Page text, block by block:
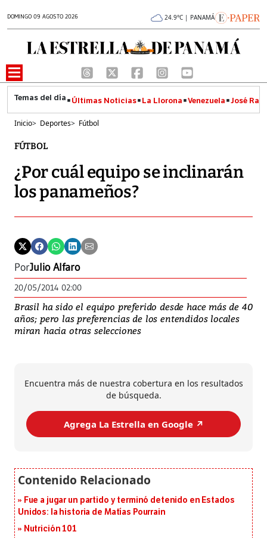
DOMINGO 09 AGOSTO 2026 24.9°C | PANAMÁ
Últimas Noticias La Llorona Venezuela José
Inicio> Deportes> Fútbol
FÚTBOL
¿Por cuál equipo se inclinarán
los panameños?
PorJulio Alfaro
20/05/2014 02:00
Brasil ha sido el equipo preferido desde hace más de 40
años; pero las preferencias de los entendidos locales
miran hacia otras selecciones
Encuentra más de nuestra cobertura en los resultados
de búsqueda.
Agrega La Estrella en Google ↗️
Fue a jugar un partido y terminó detenido en Estados
Unidos: la historia de Matías Pourrain
Nutrición 101